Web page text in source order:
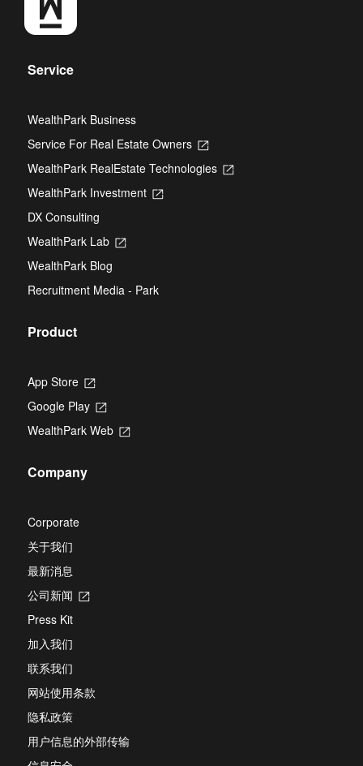
Service
WealthPark Business
Service For Real Estate Owners
Opens
a
WealthPark RealEstate Technologies
Opens
WealthPark Investment
Opens
DX Consulting
WealthPark Lab
Opens
new
tab
WealthPark Blog
Recruitment Media - Park
Product
App Store
Opens
a
new
tab
Google Play
Opens
a
WealthPark Web
Opens
Company
Corporate
关于我们
最新消息
公司新闻
Opens
Press Kit
加入我们
联系我们
网站使用条款
隐私政策
用户信息的外部传输